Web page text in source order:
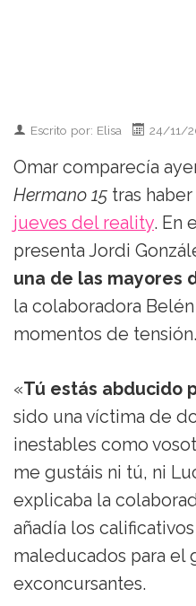
Escrito por: Elisa 24/11/
Omar comparecía
Hermano 15 tras
jueves del reality. En
presenta Jordi
una de las mayores
la colaboradora
momentos de tensión.
«Tú estás abducido
sido una víctima de
inestables como
me gustáis ni tú, ni
explicaba la
añadía los
maleducados para el
exconcursantes.